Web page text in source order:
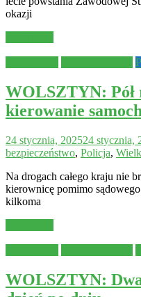
okazji
WOLSZTYN: Pół
kierowanie
24 stycznia, 202524 stycznia,
bezpieczeństwo, Policja,
Na drogach całego kraju nie
kierownicę pomimo
kilkoma
WOLSZTYN: